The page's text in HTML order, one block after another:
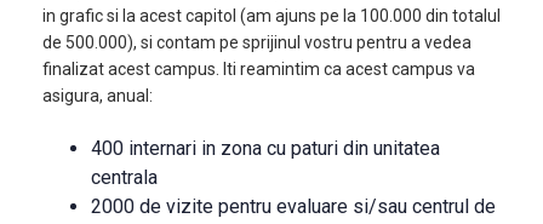
in grafic si la acest capitol (am ajuns pe la 100.000 din totalul
de 500.000), si contam pe sprijinul vostru pentru a vedea
finalizat acest campus. Iti reamintim ca acest campus va
asigura, anual:
400 internari in zona cu paturi din unitatea
centrala
2000 de vizite pentru evaluare si/sau centrul de